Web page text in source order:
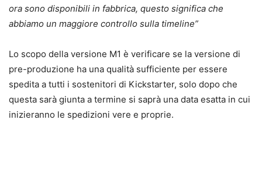
ora sono disponibili in fabbrica, questo significa che
abbiamo un maggiore controllo sulla timeline”
Lo scopo della versione M1 è verificare se la versione di
pre-produzione ha una qualità sufficiente per essere
spedita a tutti i sostenitori di Kickstarter, solo dopo che
questa sarà giunta a termine si saprà una data esatta in cui
inizieranno le spedizioni vere e proprie.